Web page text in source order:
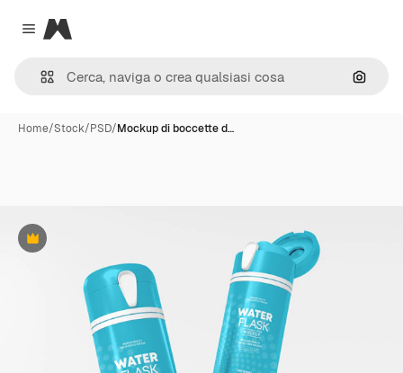
Close menu
Magnific
Cerca
Home/Stock/PSD/Mockup di boccette d…
Premium